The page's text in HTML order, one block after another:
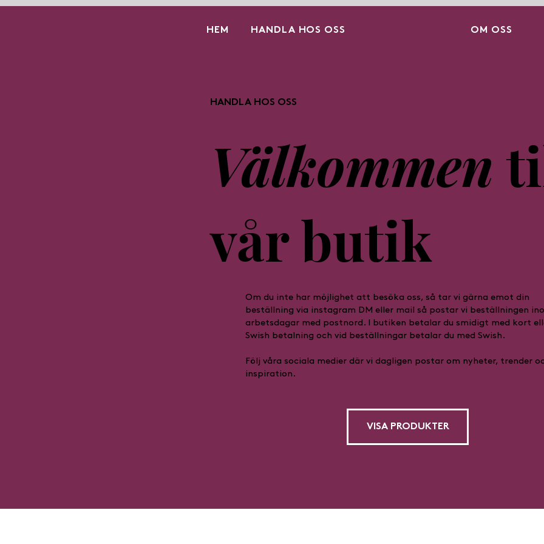
HEM HANDLA HOS OSS OM OSS
HANDLA HOS OSS
Välkommen
vår butik
Om du inte har möjlighet att besöka oss, så tar vi gärna emot din
beställning via instagram DM eller mail så postar vi beställningen
arbetsdagar med postnord. I butiken betalar du smidigt med kort
Swish betalning och vid beställningar betalar du med Swish.
Följ våra sociala medier där vi dagligen postar om nyheter, trender
inspiration.
VISA PRODUKTER